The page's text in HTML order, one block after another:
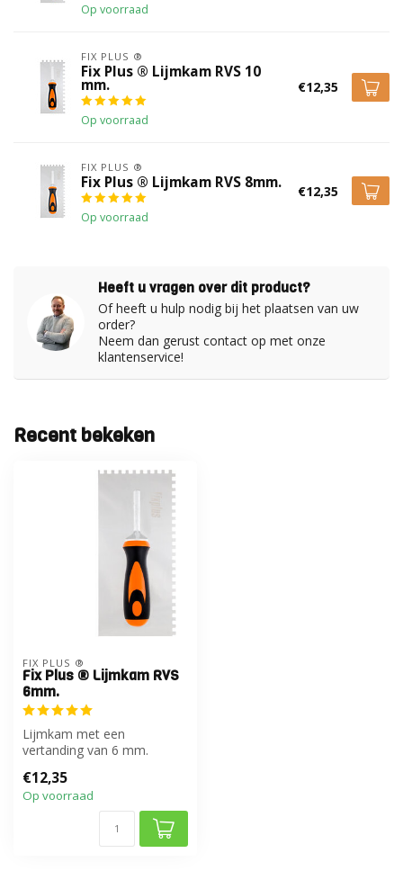
Op voorraad
FIX PLUS ®
Fix Plus ® Lijmkam RVS 10
mm.
Op voorraad
€12,35
FIX PLUS ®
Fix Plus ® Lijmkam RVS 8mm.
Op voorraad
€12,35
Heeft u vragen over dit product?
Of heeft u hulp nodig bij het plaatsen van uw
order?
Neem dan gerust contact op met onze
klantenservice!
Recent bekeken
FIX PLUS ®
Fix Plus ® Lijmkam RVS
6mm.
Lijmkam met een
vertanding van 6 mm.
€12,35
Op voorraad